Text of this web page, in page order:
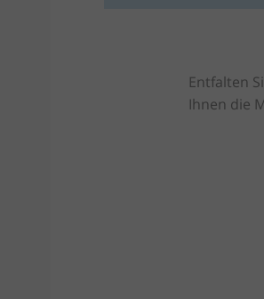
Entfalten
Ihnen die